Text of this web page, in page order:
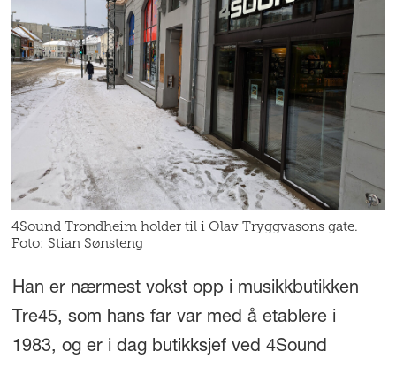
4Sound Trondheim holder til i Olav Tryggvasons gate.
Foto: Stian Sønsteng
Han er nærmest vokst opp i musikkbutikken
Tre45, som hans far var med å etablere i
1983, og er i dag butikksjef ved 4Sound